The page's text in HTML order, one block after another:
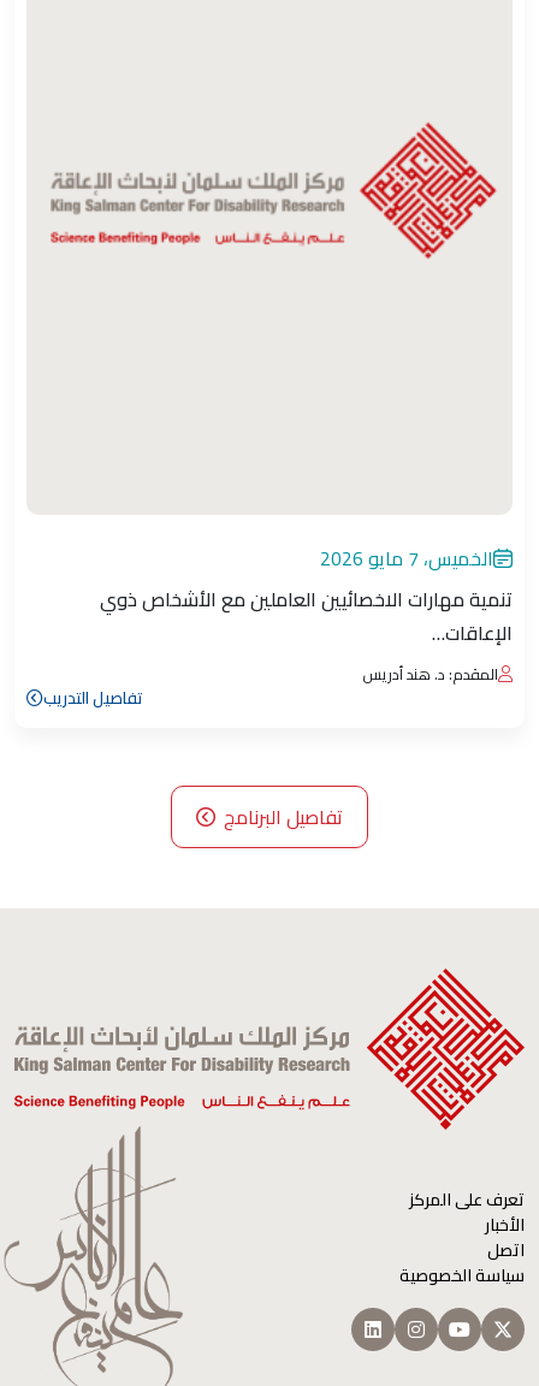
الخميس، 7 مايو 2026
تنمية مهارات الاخصائيين العاملين مع الأشخاص ذوي
الإعاقات…
المقدم: د. هند أدريس
تفاصيل التدريب
تفاصيل البرنامج
تعرف على المركز
الأخبار
اتصل
سياسة الخصوصية